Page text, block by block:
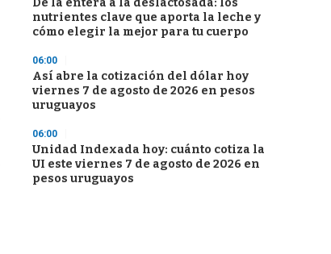
De la entera a la deslactosada: los
nutrientes clave que aporta la leche y
cómo elegir la mejor para tu cuerpo
06:00
Así abre la cotización del dólar hoy
viernes 7 de agosto de 2026 en pesos
uruguayos
06:00
Unidad Indexada hoy: cuánto cotiza la
UI este viernes 7 de agosto de 2026 en
pesos uruguayos